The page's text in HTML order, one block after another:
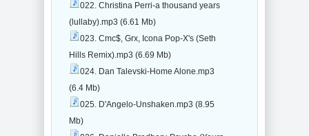
022. Christina Perri-a thousand years
(lullaby).mp3 (6.61 Mb)
023. Cmc$, Grx, Icona Pop-X's (Seth
Hills Remix).mp3 (6.69 Mb)
024. Dan Talevski-Home Alone.mp3
(6.4 Mb)
025. D'Angelo-Unshaken.mp3 (8.95
Mb)